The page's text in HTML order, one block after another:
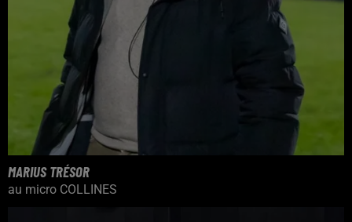
MARIUS TRÉSOR
au micro COLLINES